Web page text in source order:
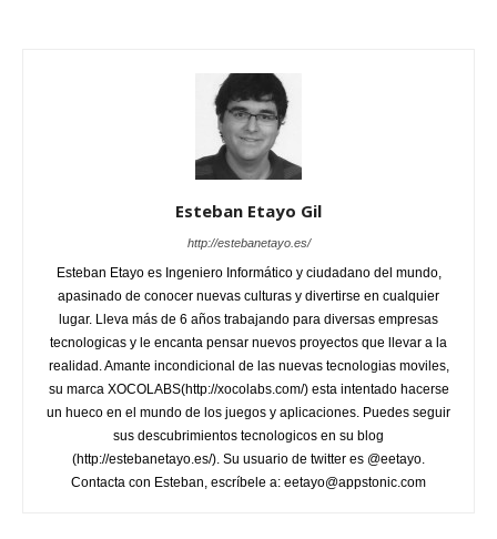
Esteban Etayo Gil
http://estebanetayo.es/
Esteban Etayo es Ingeniero Informático y ciudadano del mundo,
apasinado de conocer nuevas culturas y divertirse en cualquier
lugar. Lleva más de 6 años trabajando para diversas empresas
tecnologicas y le encanta pensar nuevos proyectos que llevar a la
realidad. Amante incondicional de las nuevas tecnologias moviles,
su marca XOCOLABS(http://xocolabs.com/) esta intentado hacerse
un hueco en el mundo de los juegos y aplicaciones. Puedes seguir
sus descubrimientos tecnologicos en su blog
(http://estebanetayo.es/). Su usuario de twitter es @eetayo.
Contacta con Esteban, escríbele a: eetayo@appstonic.com